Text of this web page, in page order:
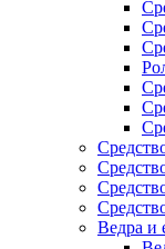
Ведра и